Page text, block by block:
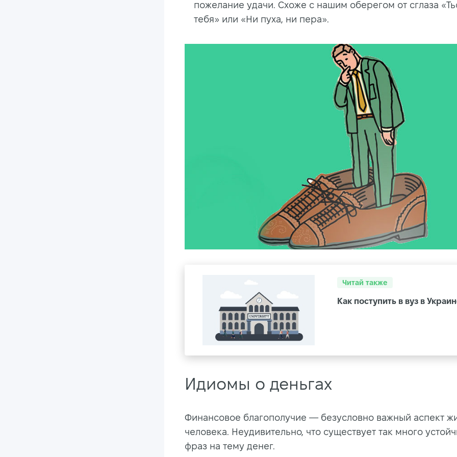
пожелание удачи. Схоже с нашим оберегом от сглаза
тебя» или «Ни пуха, ни пера».
Читай также
Как поступить в вуз в
Идиомы о деньгах
Финансовое благополучие — безусловно важный аспект
человека. Неудивительно, что существует так много
фраз на тему денег.